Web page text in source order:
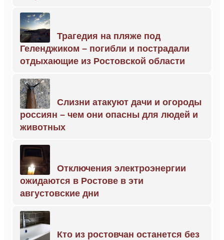
Трагедия на пляже под
Геленджиком – погибли и пострадали
отдыхающие из Ростовской области
Слизни атакуют дачи и огороды
россиян – чем они опасны для людей и
животных
Отключения электроэнергии
ожидаются в Ростове в эти
августовские дни
Кто из ростовчан останется без